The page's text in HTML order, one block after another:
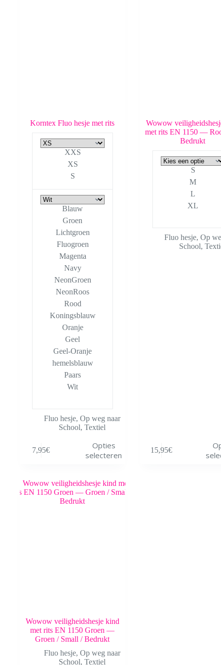
Korntex Fluo hesje met rits
XXS
XS
S
Blauw
Groen
Lichtgroen
Fluogroen
Magenta
Navy
NeonGroen
NeonRoos
Rood
Koningsblauw
Oranje
Geel
Geel-Oranje
hemelsblauw
Paars
Wit
Fluo hesje,Op weg naar
School,Textiel
7,95€
Opties
selecteren
product
variaties.
Deze
optie
Wowow
met rits EN 1150 —
Bedrukt
S
M
L
XL
Fluo hesje,Op
School,
15,95€
product
Wowow veiligheidshesje kind
met rits EN 1150 Groen —
Groen / Small / Bedrukt
Fluo hesje,Op weg naar
School,Textiel